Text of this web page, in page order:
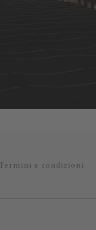
Termini e condizioni